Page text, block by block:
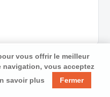
vous offrir le meilleur
vous acceptez
savoir plus Fermer